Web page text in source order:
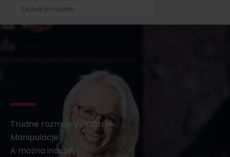
Szukaj
Trudne rozmowy… Kłótnie…
Manipulacje…
A można inaczej!